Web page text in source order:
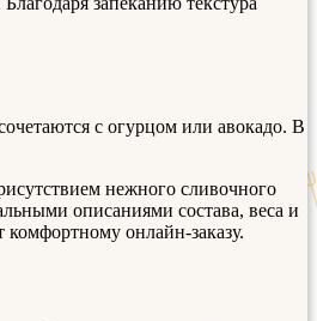
с огурцом или авокадо. В
нежного сливочного
описаниями состава, веса и
онлайн-заказу.